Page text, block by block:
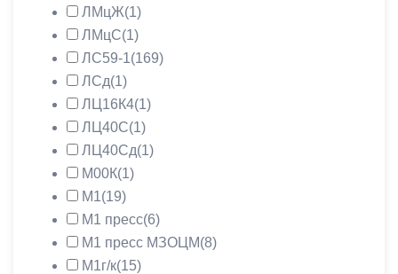
ЛМцЖ(1)
ЛМцС(1)
ЛС59-1(169)
ЛСд(1)
ЛЦ16К4(1)
ЛЦ40С(1)
ЛЦ40Сд(1)
М00К(1)
М1(19)
М1 пресс(6)
М1 пресс МЗОЦМ(8)
М1г/к(15)